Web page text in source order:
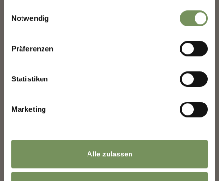
Notwendig
Präferenzen
Statistiken
Marketing
Alle zulassen
Saluto
Cognome